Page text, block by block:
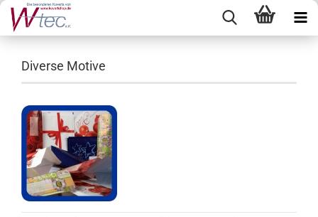
Diverse Motive